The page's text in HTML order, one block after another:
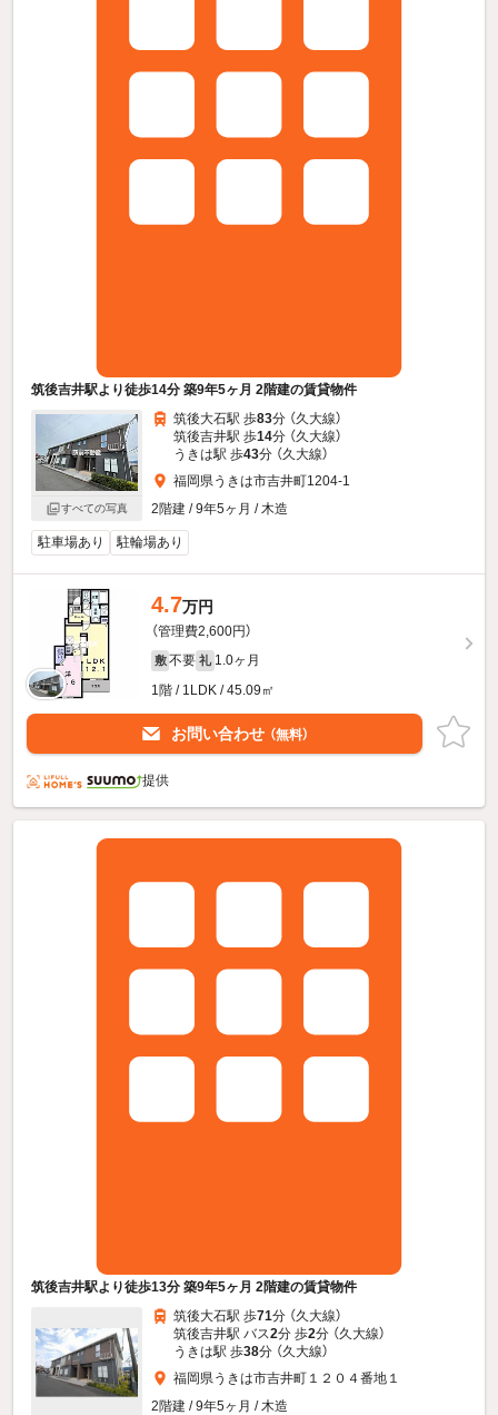
筑後吉井駅より徒歩14分 築9年5ヶ月 2階建の賃貸物件
すべての写真
筑後大石駅 歩83分 （久大線）
筑後吉井駅 歩14分 （久大線）
うきは駅 歩43分 （久大線）
福岡県うきは市吉井町1204-1
2階建 / 9年5ヶ月 / 木造
駐車場あり 駐輪場あり
4.7万円
（管理費2,600円）
敷 不要 礼 1.0ヶ月
1階 / 1LDK / 45.09㎡
お問い合わせ （無料）
提供
筑後吉井駅より徒歩13分 築9年5ヶ月 2階建の賃貸物件
筑後大石駅 歩71分 （久大線）
筑後吉井駅 バス2分 歩2分 （久大線）
うきは駅 歩38分 （久大線）
福岡県うきは市吉井町１２０４番地１
2階建 / 9年5ヶ月 / 木造